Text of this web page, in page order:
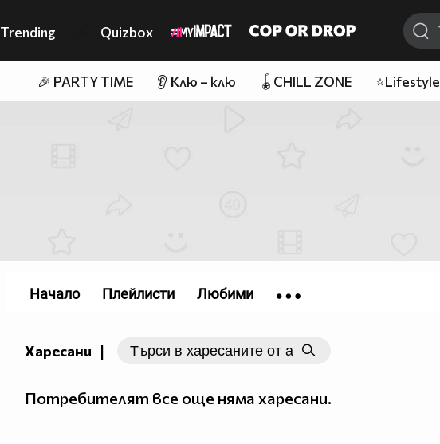
Trending Quizbox
🎉 PARTY TIME 👂 Клю – клю 🪀CHILL ZONE ⭐Lifestyle
Харесани |
Потребителят все още няма харесани.
Начало Плейлисти Любими